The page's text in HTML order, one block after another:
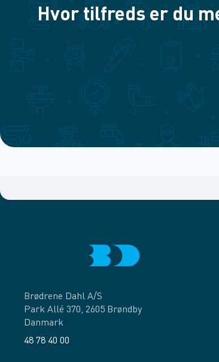
Hvor tilfreds er du
Brødrene Dahl A/S
Park Allé 370, 2605 Brøndby
Danmark
48 78 40 00